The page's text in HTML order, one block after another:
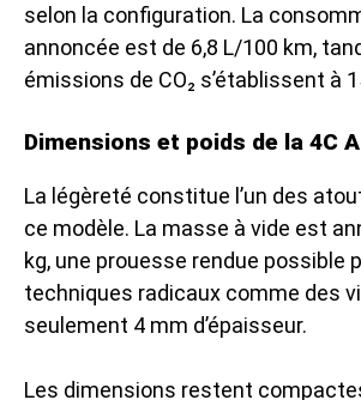
selon la configuration. La
annoncée est de 6,8 L/100 km,
émissions de CO₂ s’établissent à
Dimensions et poids de la 4C
La légèreté constitue l’un des
ce modèle. La masse à vide est
kg, une prouesse rendue possible
techniques radicaux comme des
seulement 4 mm d’épaisseur.
Les dimensions restent